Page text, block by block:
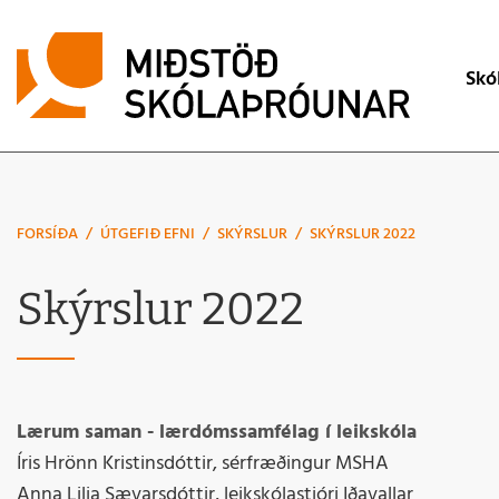
FORSÍÐA / ÚTGEFIÐ EFNI / SKÝRSLUR / SKÝRSLUR 2022
Skýrslur 2022
Lærum saman - lærdómssamfélag í leikskóla
Íris Hrönn Kristinsdóttir, sérfræðingur MSHA